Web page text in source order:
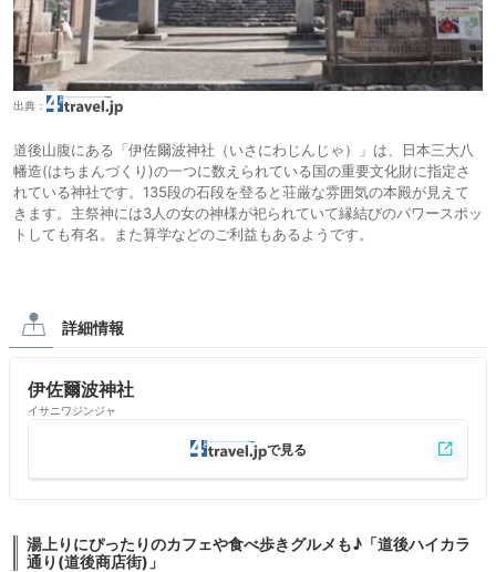
出典：
道後山腹にある「伊佐爾波神社（いさにわじんじゃ）」は、日本三大八
幡造(はちまんづくり)の一つに数えられている国の重要文化財に指定さ
れている神社です。135段の石段を登ると荘厳な雰囲気の本殿が見えて
きます。主祭神には3人の女の神様が祀られていて縁結びのパワースポッ
トしても有名。また算学などのご利益もあるようです。
詳細情報
伊佐爾波神社
イサニワジンジャ
湯上りにぴったりのカフェや食べ歩きグルメも♪「道後ハイカラ
通り(道後商店街)」